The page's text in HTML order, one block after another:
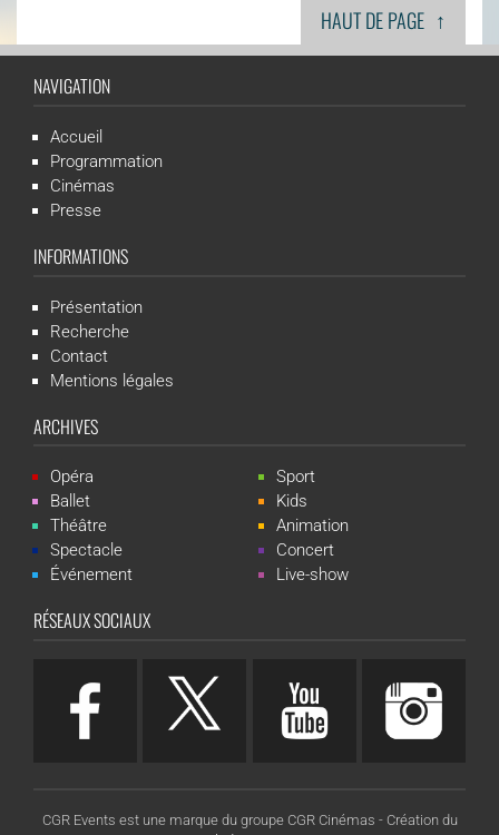
HAUT DE PAGE ↑
NAVIGATION
Accueil
Programmation
Cinémas
Presse
INFORMATIONS
Présentation
Recherche
Contact
Mentions légales
ARCHIVES
Opéra
Ballet
Théâtre
Spectacle
Événement
Sport
Kids
Animation
Concert
Live-show
RÉSEAUX SOCIAUX
CGR Events est une marque du groupe CGR Cinémas - Création du